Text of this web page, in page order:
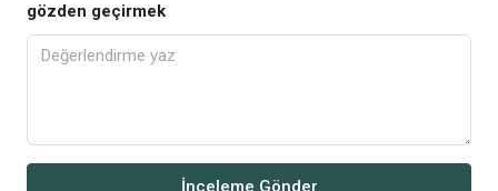
gözden geçirmek
İnceleme Gönder